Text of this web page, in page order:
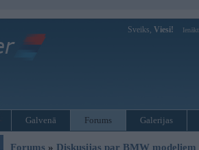
Sveiks, Viesi! Ienākt
Galvenā Forums Galerijas
Forums » Diskusijas par BMW modeļiem